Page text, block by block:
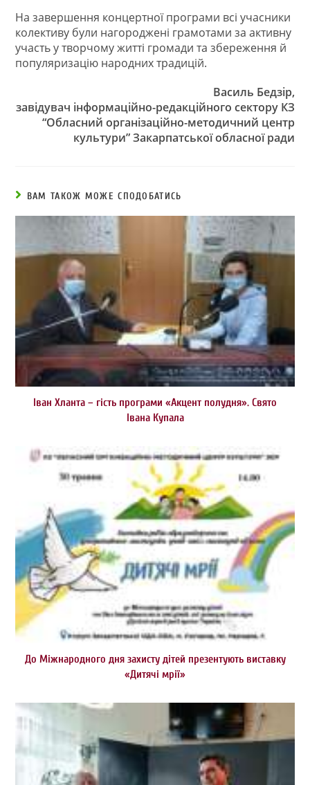
На завершення концертної програми всі учасники
колективу були нагороджені грамотами за активну
участь у творчому житті громади та збереження й
популяризацію народних традицій.
Василь Бедзір,
завідувач інформаційно-редакційного сектору КЗ
“Обласний організаційно-методичний центр
культури” Закарпатської обласної ради
ВАМ ТАКОЖ МОЖЕ СПОДОБАТИСЬ
Іван Хланта – гість програми «Акцент полудня». Свято
Івана Купала
До Міжнародного дня захисту дітей презентують виставку
«Дитячі мрії»